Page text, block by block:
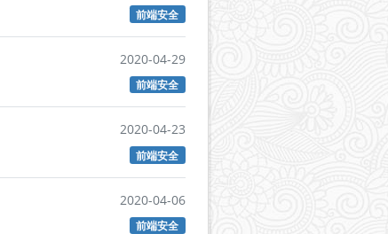
前端安全
2020-04-29
前端安全
2020-04-23
前端安全
2020-04-06
前端安全